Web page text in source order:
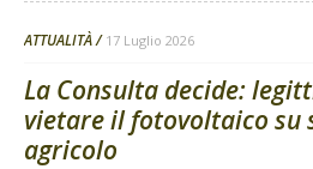
ATTUALITÀ 17 Luglio 2026
La Consulta decide:
vietare il fotovoltaico su
agricolo